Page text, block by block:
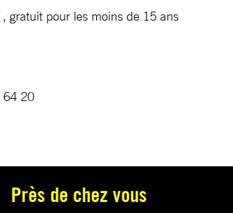
gratuit pour les moins de 15 ans
64 20
Près de chez vous